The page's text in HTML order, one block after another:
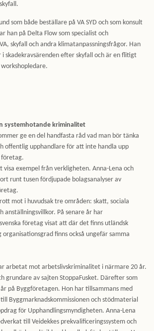
som både beställare på VA SYD och som konsult
han på Delta Flow som specialist och
skyfall och andra klimatanpassningsfrågor. Han
skadekravsärenden efter skyfall och är en flitigt
systemhotande kriminalitet
ge en del handfasta råd vad man bör tänka
offentlig upphandlare för att inte handla upp
företag.
visa exempel från verkligheten. Anna-Lena och
runt tusen fördjupade bolagsanalyser av
mot i huvudsak tre områden: skatt, sociala
anställningsvillkor. På senare år har
företag visat att där det finns utländsk
finns också ungefär samma
arbetat mot arbetslivskriminalitet i närmare 20 år.
grundare av sajten StoppaFusket. Därefter som
på Byggföretagen. Hon har tillsammans med
Byggmarknadskommissionen och stödmaterial
för Upphandlingsmyndigheten. Anna-Lena
till Veidekkes prekvalificeringssystem och